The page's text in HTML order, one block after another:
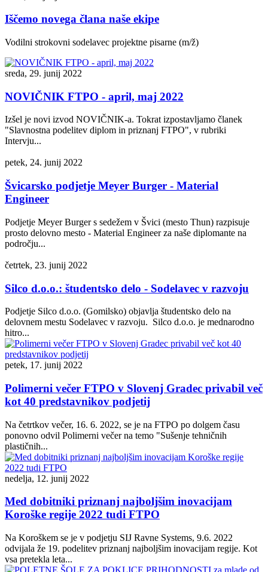
Iščemo novega člana naše ekipe
Vodilni strokovni sodelavec projektne pisarne (m/ž)
sreda, 29. junij 2022
NOVIČNIK FTPO - april, maj 2022
Izšel je novi izvod NOVIČNIK-a. Tokrat izpostavljamo članek
"Slavnostna podelitev diplom in priznanj FTPO", v rubriki
Intervju...
petek, 24. junij 2022
Švicarsko podjetje Meyer Burger - Material
Engineer
Podjetje Meyer Burger s sedežem v Švici (mesto Thun) razpisuje
prosto delovno mesto - Material Engineer za naše diplomante na
področju...
četrtek, 23. junij 2022
Silco d.o.o.: študentsko delo - Sodelavec v razvoju
Podjetje Silco d.o.o. (Gomilsko) objavlja študentsko delo na
delovnem mestu Sodelavec v razvoju. Silco d.o.o. je mednarodno
hitro...
petek, 17. junij 2022
Polimerni večer FTPO v Slovenj Gradec privabil več
kot 40 predstavnikov podjetij
Na četrtkov večer, 16. 6. 2022, se je na FTPO po dolgem času
ponovno odvil Polimerni večer na temo "Sušenje tehničnih
plastičnih...
nedelja, 12. junij 2022
Med dobitniki priznanj najboljšim inovacijam
Koroške regije 2022 tudi FTPO
Na Koroškem se je v podjetju SIJ Ravne Systems, 9.6. 2022
odvijala že 19. podelitev priznanj najboljšim inovacijam regije. Kot
vsa pretekla leta...